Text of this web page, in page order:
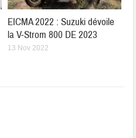
EICMA 2022 : Suzuki dévoile
la V-Strom 800 DE 2023
13 Nov 2022